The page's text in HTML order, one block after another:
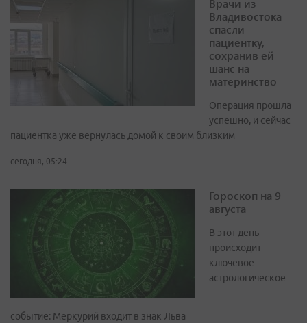
Врачи из
Владивостока
спасли
пациентку,
сохранив ей
шанс на
материнство
Операция прошла
успешно, и сейчас
пациентка уже вернулась домой к своим близким
сегодня, 05:24
Гороскоп на 9
августа
В этот день
происходит
ключевое
астрологическое
событие: Меркурий входит в знак Льва